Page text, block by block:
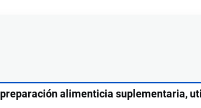
preparación alimenticia suplementaria,